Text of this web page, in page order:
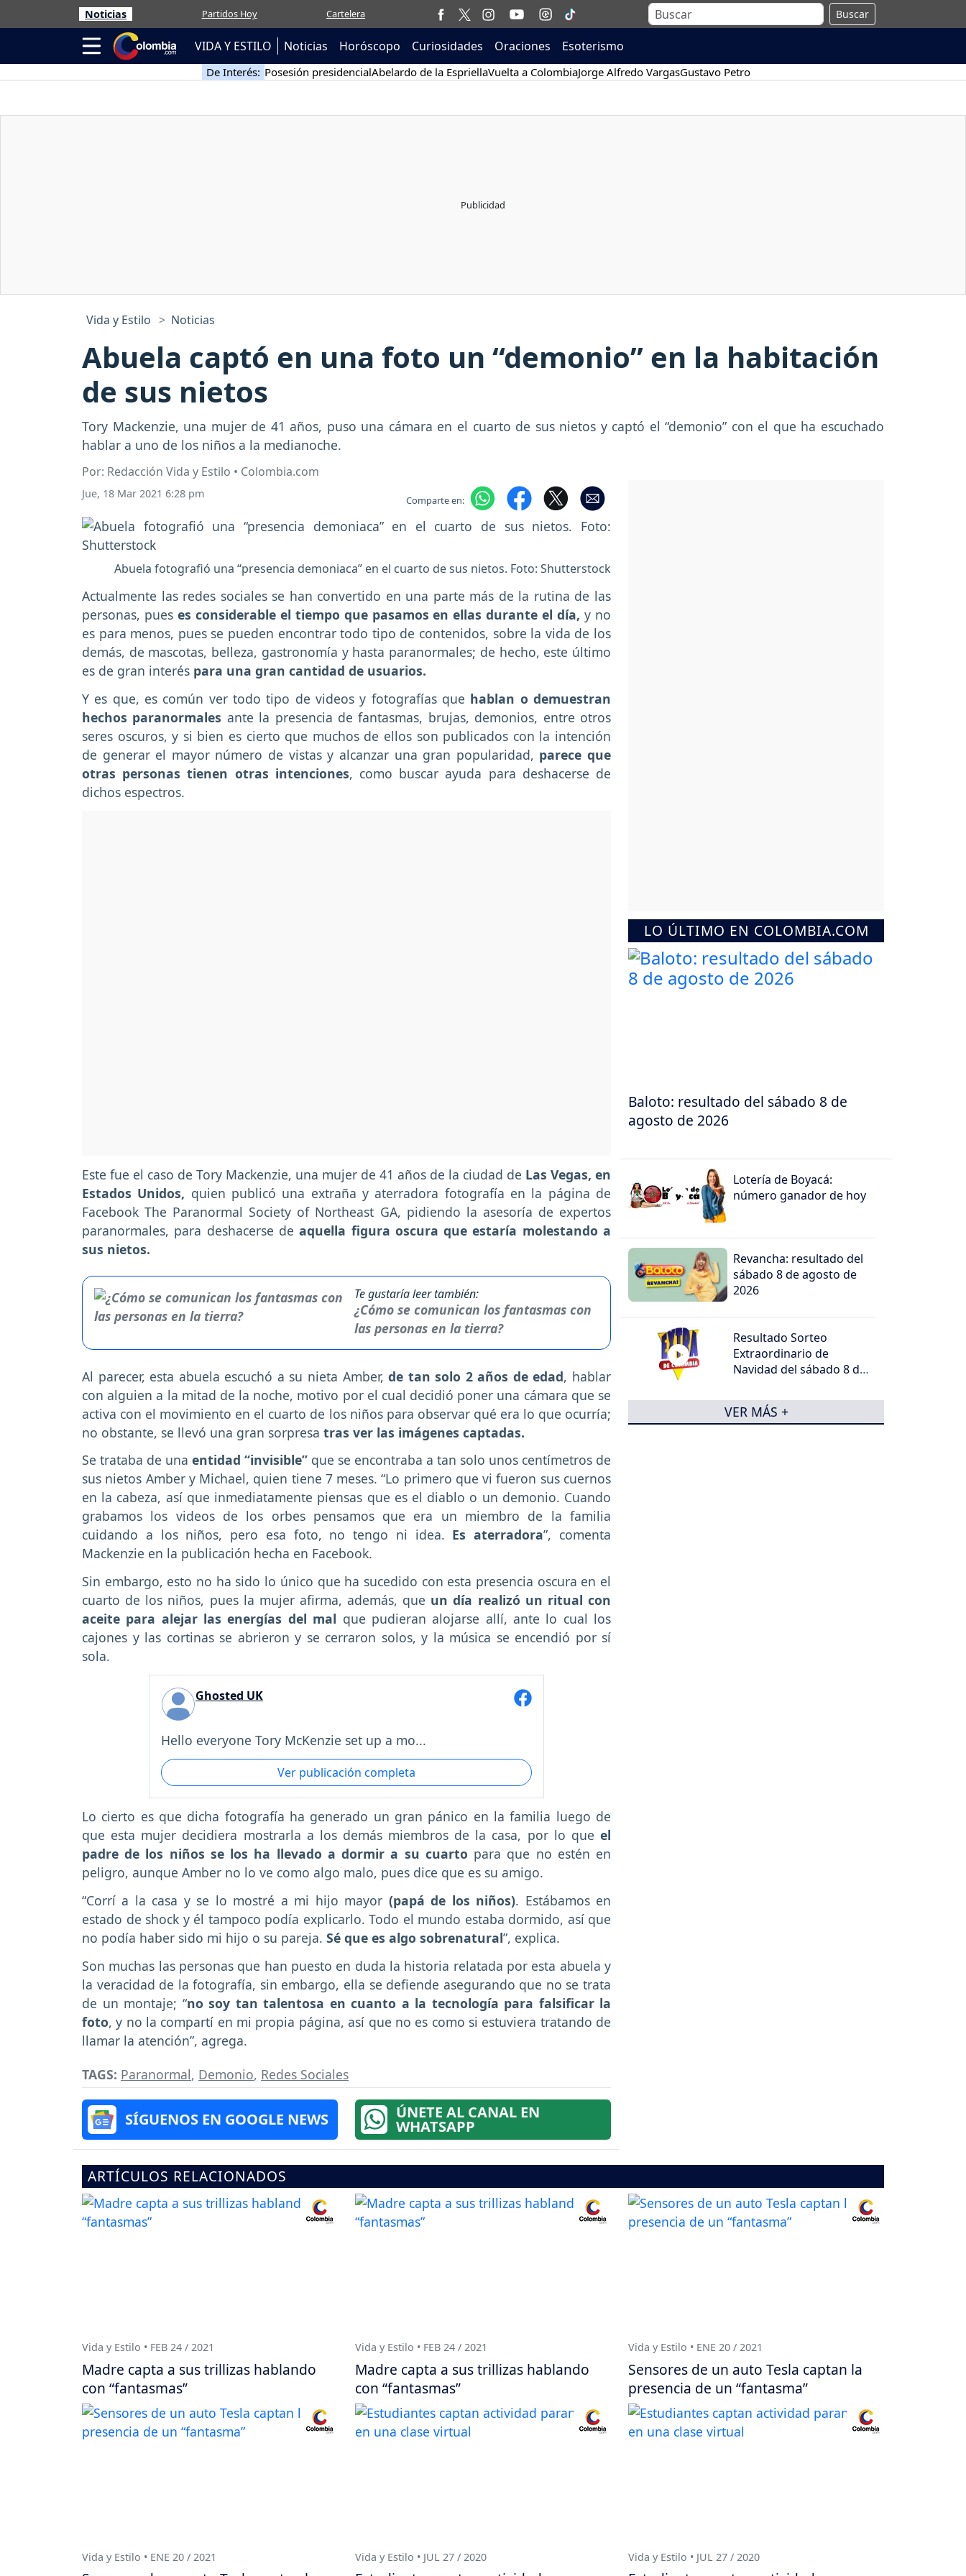
Noticias Partidos Hoy Cartelera Buscar
VIDA Y ESTILO Noticias Horóscopo Curiosidades Oraciones Esoterismo
De Interés: Posesión presidencialAbelardo de la EspriellaVuelta a ColombiaJorge Alfredo VargasGustavo Petro
Vida y Estilo Noticias
Abuela captó en una foto un “demonio” en la habitación
de sus nietos
Tory Mackenzie, una mujer de 41 años, puso una cámara en el cuarto de sus nietos y captó el “demonio” con el que ha escuchado
hablar a uno de los niños a la medianoche.
Por: Redacción Vida y Estilo • Colombia.com
Jue, 18 Mar 2021 6:28 pm Comparte en:
Abuela fotografió una “presencia demoniaca” en el cuarto de sus nietos. Foto: Shutterstock
Actualmente las redes sociales se han convertido en una parte más de la rutina de las
personas, pueses considerable el tiempo que pasamos en ellas durante el día, y no
es para menos, pues se pueden encontrar todo tipo de contenidos, sobre la vida de los
demás, de mascotas, belleza, gastronomía y hasta paranormales; de hecho, este último
es de gran interés para una gran cantidad de usuarios.
Y es que, es común ver todo tipo de videos y fotografías que hablan o demuestran
hechos paranormales ante la presencia de fantasmas, brujas, demonios, entre otros
seres oscuros, y si bien es cierto que muchos de ellos son publicados con la intención
de generar el mayor número de vistas y alcanzar una gran popularidad, parece que
otras personas tienen otras intenciones, como buscar ayuda para deshacerse de
dichos espectros.
Este fue el caso de Tory Mackenzie, una mujer de 41 años de la ciudad de Las Vegas, en
Estados Unidos, quien publicó una extraña y aterradora fotografía en la página de
Facebook The Paranormal Society of Northeast GA, pidiendo la asesoría de expertos
paranormales, para deshacerse de aquella figura oscura que estaría molestando a
sus nietos.
Te gustaría leer también:
¿Cómo se comunican los fantasmas con
las personas en la tierra?
Al parecer, esta abuela escuchó a su nieta Amber,de tan solo 2 años de edad, hablar
con alguien a la mitad de la noche, motivo por el cual decidió poner una cámara que se
activa con el movimiento en el cuarto de los niños para observar qué era lo que ocurría;
no obstante, se llevó una gran sorpresa tras ver las imágenes captadas.
Se trataba de una entidad “invisible” que se encontraba a tan solo unos centímetros de
sus nietos Amber y Michael, quien tiene 7 meses. “Lo primero que vi fueron sus cuernos
en la cabeza, así que inmediatamente piensas que es el diablo o un demonio. Cuando
grabamos los videos de los orbes pensamos que era un miembro de la familia
cuidando a los niños, pero esa foto, no tengo ni idea. Es aterradora”, comenta
Mackenzie en la publicación hecha en Facebook.
Sin embargo, esto no ha sido lo único que ha sucedido con esta presencia oscura en el
cuarto de los niños, pues la mujer afirma, además, que un día realizó un ritual con
aceite para alejar las energías del mal que pudieran alojarse allí, ante lo cual los
cajones y las cortinas se abrieron y se cerraron solos, y la música se encendió por sí
sola.
Ghosted UK
Hello everyone Tory McKenzie set up a mo...
Ver publicación completa
Lo cierto es que dicha fotografía ha generado un gran pánico en la familia luego de
que esta mujer decidiera mostrarla a los demás miembros de la casa, por lo que el
padre de los niños se los ha llevado a dormir a su cuarto para que no estén en
peligro, aunque Amber no lo ve como algo malo, pues dice que es su amigo.
“Corrí a la casa y se lo mostré a mi hijo mayor (papá de los niños). Estábamos en
estado de shock y él tampoco podía explicarlo. Todo el mundo estaba dormido, así que
no podía haber sido mi hijo o su pareja. Sé que es algo sobrenatural”, explica.
Son muchas las personas que han puesto en duda la historia relatada por esta abuela y
la veracidad de la fotografía, sin embargo, ella se defiende asegurando que no se trata
de un montaje; “no soy tan talentosa en cuanto a la tecnología para falsificar la
foto, y no la compartí en mi propia página, así que no es como si estuviera tratando de
llamar la atención”, agrega.
TAGS: Paranormal, Demonio, Redes Sociales
SÍGUENOS EN GOOGLE NEWS ÚNETE AL CANAL EN
WHATSAPP
LO ÚLTIMO EN COLOMBIA.COM
Baloto: resultado del sábado 8 de
agosto de 2026
Lotería de Boyacá:
número ganador de hoy
Revancha: resultado del
sábado 8 de agosto de
2026
Resultado Sorteo
Extraordinario de
Navidad del sábado 8 de
VER MÁS +
ARTÍCULOS RELACIONADOS
Vida y Estilo • FEB 24 / 2021
Madre capta a sus trillizas hablando
con “fantasmas”
Vida y Estilo • FEB 24 / 2021
Madre capta a sus trillizas hablando
con “fantasmas”
Vida y Estilo • ENE 20 / 2021
Sensores de un auto Tesla captan la
presencia de un “fantasma”
Vida y Estilo • ENE 20 / 2021 Vida y Estilo • JUL 27 / 2020 Vida y Estilo • JUL 27 / 2020